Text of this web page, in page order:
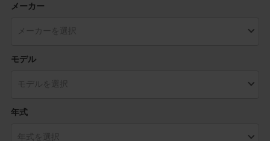
メーカー
モデル
年式